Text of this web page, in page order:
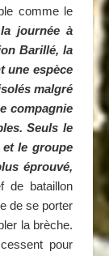
comme le
journée à
Barillé, la
une espèce
malgré
compagnie
Seuls le
le groupe
éprouvé,
de bataillon
de se porter
la brèche.
pour